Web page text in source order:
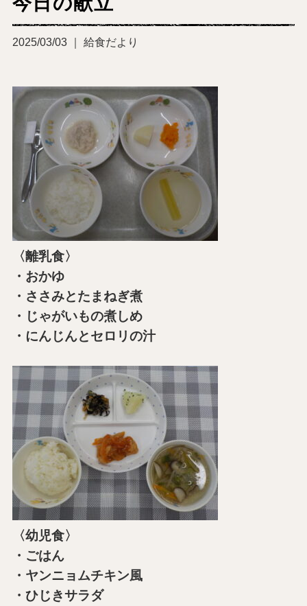
2025/03/03 ｜ 給食だより
〈離乳食〉
・おかゆ
・ささみとたまねぎ煮
・じゃがいもの煮しめ
・にんじんとセロリの汁
〈幼児食〉
・ごはん
・ヤンニョムチキン風
・ひじきサラダ